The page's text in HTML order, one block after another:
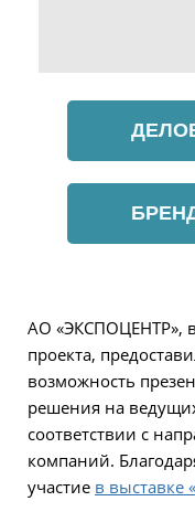
АО «ЭКСПОЦЕНТР»,
проекта,
возможность
решения на
соответствии с
компаний.
участие в выставке